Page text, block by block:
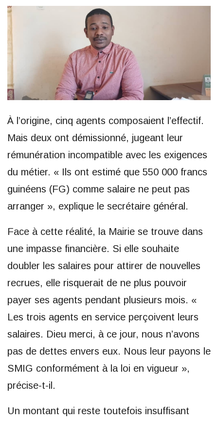
À l’origine, cinq agents composaient l’effectif.
Mais deux ont démissionné, jugeant leur
rémunération incompatible avec les exigences
du métier. « Ils ont estimé que 550 000 francs
guinéens (FG) comme salaire ne peut pas
arranger », explique le secrétaire général.
Face à cette réalité, la Mairie se trouve dans
une impasse financière. Si elle souhaite
doubler les salaires pour attirer de nouvelles
recrues, elle risquerait de ne plus pouvoir
payer ses agents pendant plusieurs mois. «
Les trois agents en service perçoivent leurs
salaires. Dieu merci, à ce jour, nous n’avons
pas de dettes envers eux. Nous leur payons le
SMIG conformément à la loi en vigueur »,
précise-t-il.
Un montant qui reste toutefois insuffisant